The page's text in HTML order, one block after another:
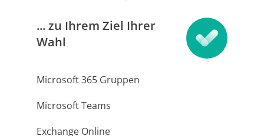
... zu Ihrem Ziel Ihrer
Wahl
Microsoft 365 Gruppen
Microsoft Teams
Exchange Online